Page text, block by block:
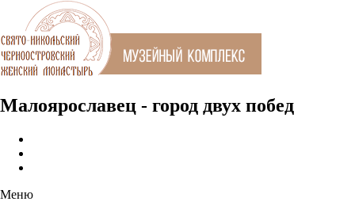
Малоярославец - город двух побед
Меню